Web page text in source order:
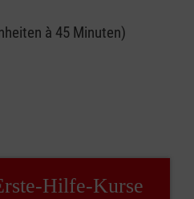
à 45 Minuten)
Hilfe-Kurse